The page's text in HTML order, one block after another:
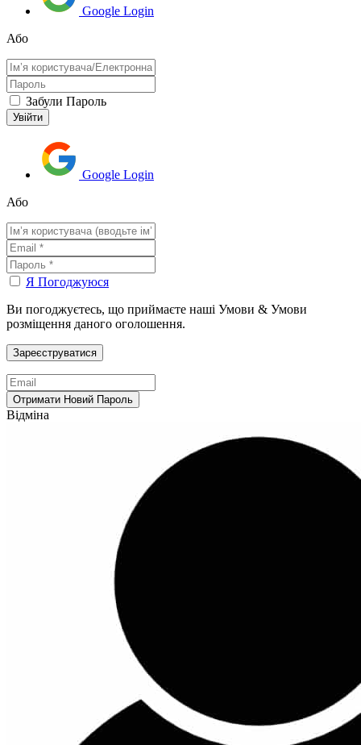
Google Login
Або
Забули Пароль
Google Login
Або
Я Погоджуюся
Ви погоджуєтесь, що приймаєте наші Умови & Умови
розміщення даного оголошення.
Відміна